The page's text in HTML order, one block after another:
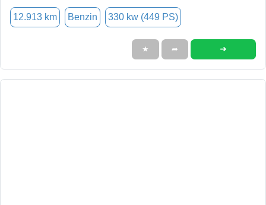
12.913 km Benzin 330 kw (449 PS)
★ ➦ ➜